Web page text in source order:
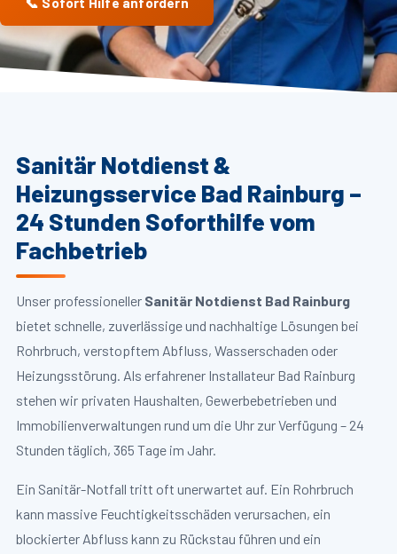
Sanitär Notdienst &
Heizungsservice Bad Rainburg –
24 Stunden Soforthilfe vom
Fachbetrieb
Unser professioneller Sanitär Notdienst Bad Rainburg
bietet schnelle, zuverlässige und nachhaltige Lösungen bei
Rohrbruch, verstopftem Abfluss, Wasserschaden oder
Heizungsstörung. Als erfahrener Installateur Bad Rainburg
stehen wir privaten Haushalten, Gewerbebetrieben und
Immobilienverwaltungen rund um die Uhr zur Verfügung – 24
Stunden täglich, 365 Tage im Jahr.
Ein Sanitär-Notfall tritt oft unerwartet auf. Ein Rohrbruch
kann massive Feuchtigkeitsschäden verursachen, ein
blockierter Abfluss kann zu Rückstau führen und ein